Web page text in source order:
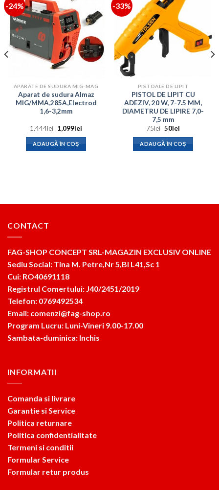
-24%
APARATE DE SUDURA MIG-MAG
Aparat de sudura Almaz
MIG/MMA,285A,Electrod
1,6-3,2mm
1,444lei Prețul
inițial
a
fost:
1,444lei.
1,099leiPrețul
ADAUGĂ ÎN COȘ
-33%
PISTOALE DE LIPIT
PISTOL DE LIPIT CU
ADEZIV, 20 W, 7-7.5 MM,
DIAMETRU DE LIPIRE 7,0-
7,5 mm
75lei Prețul
a
fost:
75lei.
50leiPrețul
este:
50lei.
ADAUGĂ ÎN COȘ
CONTACT
FAG-SHOP CONCEPT SRL-MAGAZIN EXCLUSIV ONLINE
Sediu Social: Tina M. Petre,Nr 5,Bl L41,Sc 1
Cui: RO40691118
Registrul Comertului: J40/2451/2019
Telefon: 0769492534
Email: comenzi@fag-shop.ro
Program Lucru: Luni-Vineri 9.00-17.00
Sambata-duminica: Inchis
INFORMATII
Comanda si livrare
Garantie si Service
Politica returnare
Politica confidentialitate
Termeni si conditii
Formular Service
Formular retur produs